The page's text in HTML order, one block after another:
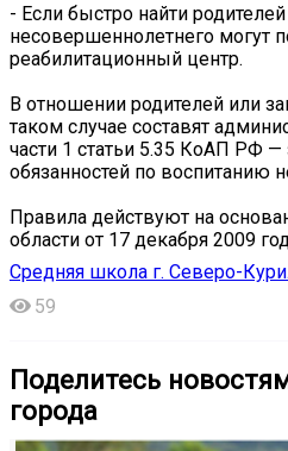
- Если быстро найти родителей
несовершеннолетнего могут
реабилитационный центр.
В отношении родителей или
таком случае составят
части 1 статьи 5.35 КоАП РФ —
обязанностей по воспитанию
Правила действуют на
области от 17 декабря 2009
Средняя школа г. Северо-
59
Поделитесь
города